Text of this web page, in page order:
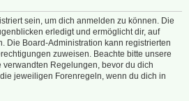
sein, um dich anmelden zu können. Die
erledigt und ermöglicht dir, auf
Die Board-Administration kann registrierten
zuweisen. Beachte bitte unsere
Regelungen, bevor du dich
jeweiligen Forenregeln, wenn du dich in